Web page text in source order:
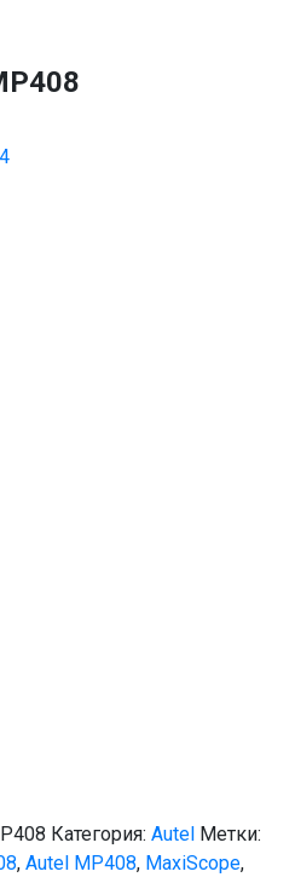
Категория: Autel Метки:
, Autel MP408, MaxiScope,